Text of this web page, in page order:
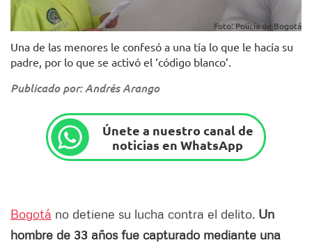
Foto: Policía de Bogotá
Una de las menores le confesó a una tía lo que le hacía su
padre, por lo que se activó el ‘código blanco’.
Publicado por: Andrés Arango
Únete a nuestro canal de
noticias en WhatsApp
Bogotá no detiene su lucha contra el delito. Un
hombre de 33 años fue capturado mediante una